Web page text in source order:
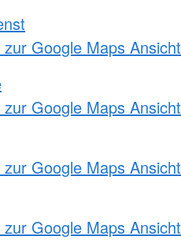
zur Google Maps Ansicht
zur Google Maps Ansicht
zur Google Maps Ansicht
zur Google Maps Ansicht